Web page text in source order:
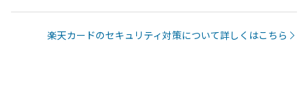
楽天カードのセキュリティ対策について詳しくはこちら